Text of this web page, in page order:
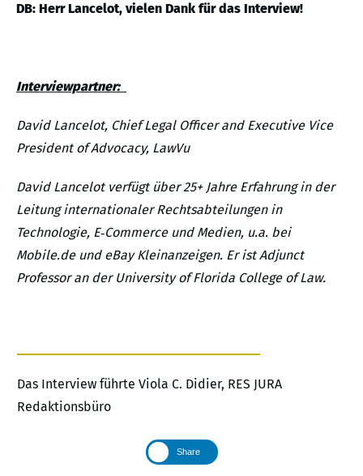
DB: Herr Lancelot, vielen Dank für das Interview!
Interviewpartner:
David Lancelot, Chief Legal Officer and Executive Vice
President of Advocacy, LawVu
David Lancelot verfügt über 25+ Jahre Erfahrung in der
Leitung internationaler Rechtsabteilungen in
Technologie, E‑Commerce und Medien, u.a. bei
Mobile.de und eBay Kleinanzeigen. Er ist Adjunct
Professor an der University of Florida College of Law.
Das Interview führte Viola C. Didier, RES JURA
Redaktionsbüro
Share